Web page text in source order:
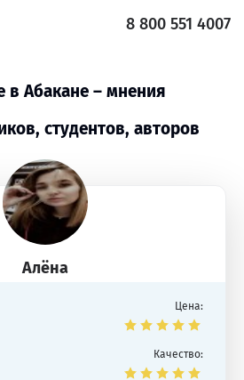
8 800 551 4007
в Абакане – мнения
студентов, авторов
Алёна
Цена:
Качество: